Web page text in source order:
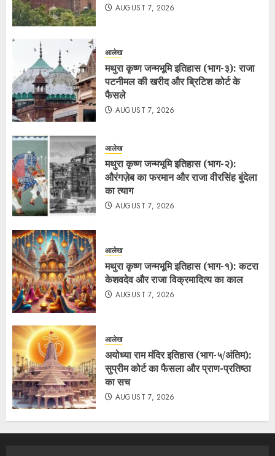
AUGUST 7, 2026
आलेख
मथुरा कृष्ण जन्मभूमि इतिहास (भाग-३): राजा
पटनीमल की खरीद और ब्रिटिश कोर्ट के
फैसले
AUGUST 7, 2026
आलेख
मथुरा कृष्ण जन्मभूमि इतिहास (भाग-२):
औरंगज़ेब का फरमान और राजा वीरसिंह बुंदेला
का त्याग
AUGUST 7, 2026
आलेख
मथुरा कृष्ण जन्मभूमि इतिहास (भाग-१): कटरा
केशवदेव और राजा विक्रमादित्य का काल
AUGUST 7, 2026
आलेख
अयोध्या राम मंदिर इतिहास (भाग-५/अंतिम):
सुप्रीम कोर्ट का फैसला और प्राण-प्रतिष्ठा
का सच
AUGUST 7, 2026